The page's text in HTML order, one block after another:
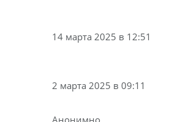
14 марта 2025 в 12:51
2 марта 2025 в 09:11
Анонимно